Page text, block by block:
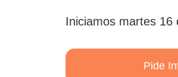
Iniciamos martes 16
Pide